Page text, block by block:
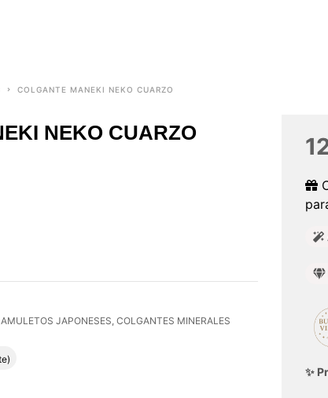
COLGANTE MANEKI NEKO CUARZO
NEKO CUARZO
AMULETOS JAPONESES, COLGANTES MINERALES
de 5 en base a
✨